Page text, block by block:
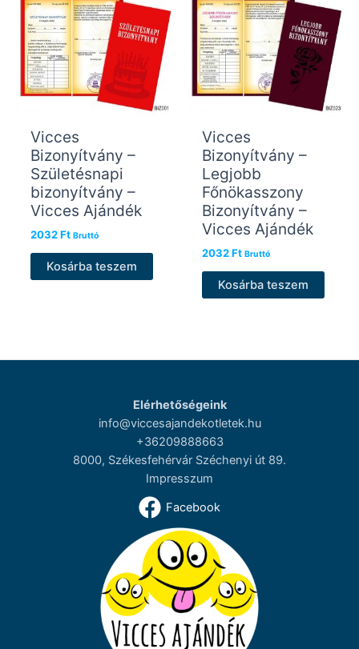
Vicces
Bizonyítvány –
Születésnapi
bizonyítvány –
Vicces Ajándék
2032Ft Bruttó
Kosárba teszem
Vicces
Bizonyítvány –
Legjobb
Főnökasszony
Bizonyítvány –
Vicces Ajándék
2032Ft Bruttó
Kosárba teszem
Elérhetőségeink
info@viccesajandekotletek.hu
+36209888663
8000, Székesfehérvár Széchenyi út 89.
Impresszum
Facebook